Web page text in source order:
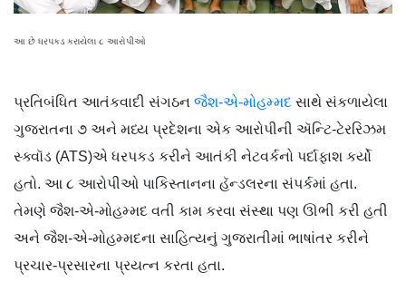
આ છે ધરપકડ કરાયેલા ૮ આરોપીઓ
પ્રતિબંધિત આતંકવાદી સંગઠન જૈશ-એ-મોહમ્મદ સાથે સંકળાયેલા
ગુજરાતના ૭ અને મધ્ય પ્રદેશના એક આરોપીની ઍન્ટિ-ટેરરિઝમ
સ્ક્વૉડ (ATS)એ ધરપકડ કરીને આતંકી નેટવર્કનો પર્દાફાશ કર્યો
હતો. આ ૮ આરોપીઓ પાકિસ્તાનના હૅન્ડલરના સંપર્કમાં હતા.
તેમણે જૈશ-એ-મોહમ્મદ વતી કામ કરવા સંસ્થા પણ ઊભી કરી હતી
અને જૈશ-એ-મોહમ્મદના સાહિત્યનું ગુજરાતીમાં ભાષાંતર કરીને
પ્રચાર-પ્રસારના પ્રયત્ન કરતા હતા.